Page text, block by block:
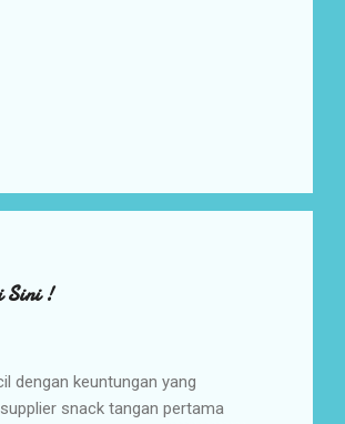
Sini !
dengan keuntungan yang
snack tangan pertama